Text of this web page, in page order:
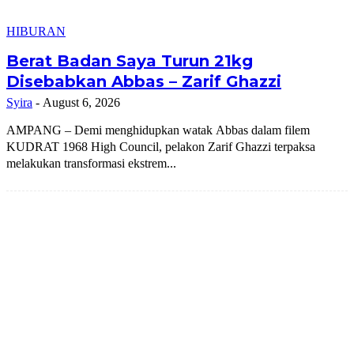
HIBURAN
Berat Badan Saya Turun 21kg
Disebabkan Abbas – Zarif Ghazzi
Syira - August 6, 2026
AMPANG – Demi menghidupkan watak Abbas dalam filem
KUDRAT 1968 High Council, pelakon Zarif Ghazzi terpaksa
melakukan transformasi ekstrem...